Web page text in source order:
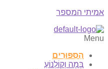
אמיתי המספר
Menu
הַסִּפּוּרִים
בָּמָה וְקוֹלְנוֹעַ